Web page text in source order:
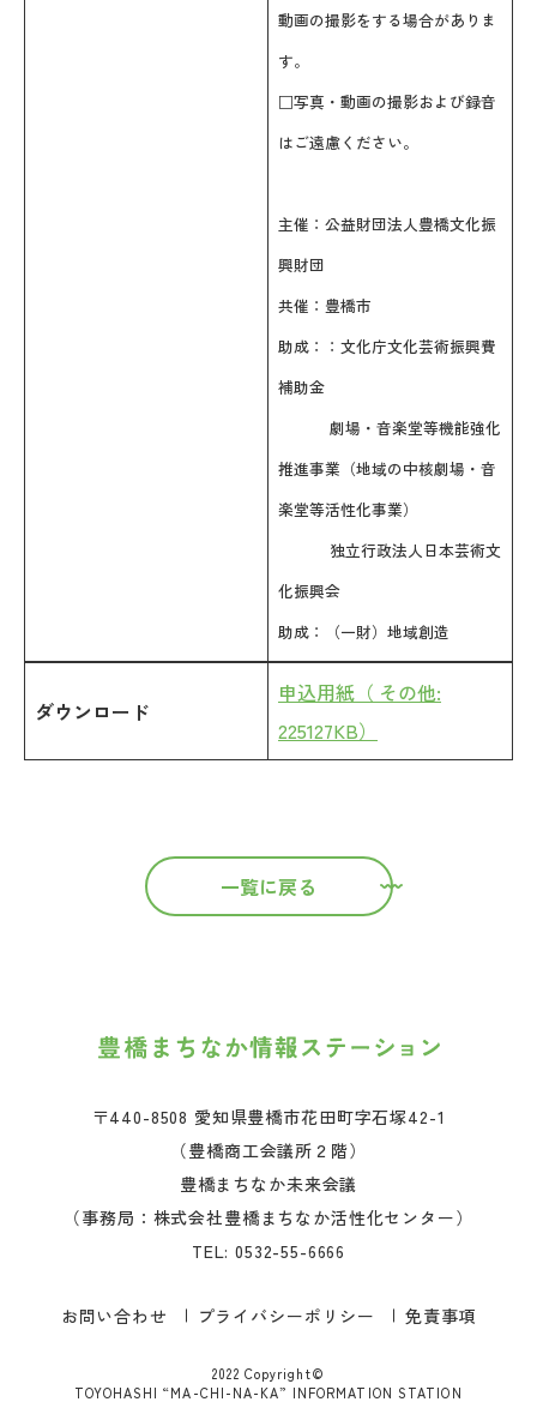
動画の撮影をする場合がありま
す。
□写真・動画の撮影および録音
はご遠慮ください。
主催：公益財団法人豊橋文化振
興財団
共催：豊橋市
助成：：文化庁文化芸術振興費
補助金
劇場・音楽堂等機能強化
推進事業（地域の中核劇場・音
楽堂等活性化事業）
独立行政法人日本芸術文
化振興会
助成：（一財）地域創造
ダウンロード
申込用紙（ その他:
225127KB）
一覧に戻る
〒440-8508 愛知県豊橋市花田町字石塚42-1
（豊橋商工会議所２階）
豊橋まちなか未来会議
（事務局：株式会社豊橋まちなか活性化センター）
TEL:0532-55-6666
お問い合わせ プライバシーポリシー 免責事項
2022 Copyright©
TOYOHASHI “MA-CHI-NA-KA” INFORMATION STATION